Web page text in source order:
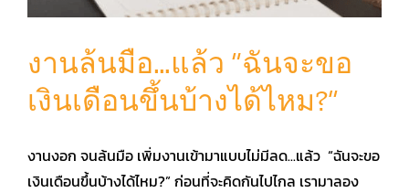
การสาธิต
คู่มือการใช้งาน
สมัครใช้งานฟรี
งานล้นมือ…แล้ว “ฉันจะขอ
เงินเดือนขึ้นบ้างได้ไหม?”
งานงอก จนล้นมือ เพิ่มงานเข้ามาแบบไม่มีลด...แล้ว “ฉันจะขอ
เงินเดือนขึ้นบ้างได้ไหม?” ก่อนที่จะคิดกันไปไกล เรามาลอง